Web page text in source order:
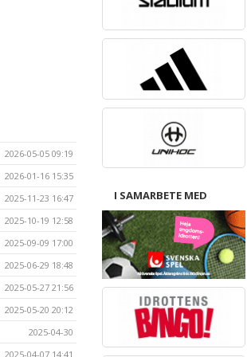
2026-05-05 09:19
2026-01-16 15:35
2025-11-23 16:47
2025-10-19 12:58
2025-09-09 17:00
2025-06-29 18:48
2025-05-27 21:56
2025-05-20 20:12
2025-04-30
2025-04-07 14:41
I SAMARBETE MED